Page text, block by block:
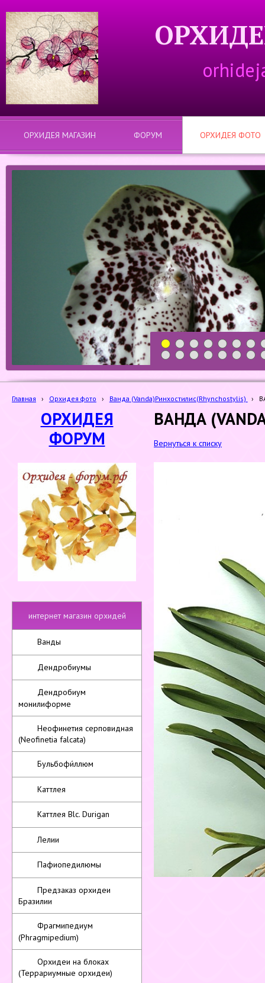
ОРХИДЕЯ МАГАЗИН ФОРУМ ОРХИДЕЯ ФОТО
1 2 3 4 5 6 7
8
19 20 21 22 23 24 25
Главная › Орхидея фото › Ванда (Vanda)Ринхостилис(Rhynchostylis) ›
ОРХИДЕЯ
ФОРУМ
интернет магазин орхидей
Ванды
Дендробиумы
Дендробиум
монилиформе
Неофинетия серповидная
(Neofinetia falcata)
Бульбофи́ллюм
Каттлея
Каттлея Blc. Durigan
Лелии
Пафиопедилюмы
Предзаказ орхидеи
Бразилии
Фрагмипедиум
(Phragmipedium)
Орхидеи на блоках
(Террариумные орхидеи)
ВАНДА (VANDA
Вернуться к списку